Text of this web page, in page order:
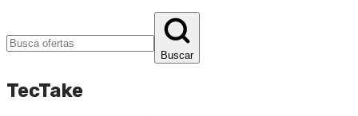
Buscar
TecTake